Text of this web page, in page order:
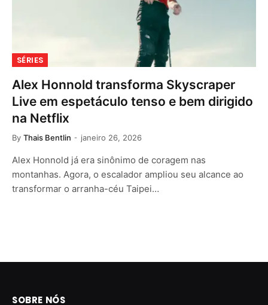
SÉRIES
Alex Honnold transforma Skyscraper
Live em espetáculo tenso e bem dirigido
na Netflix
By Thais Bentlin janeiro 26, 2026
Alex Honnold já era sinônimo de coragem nas
montanhas. Agora, o escalador ampliou seu alcance ao
transformar o arranha-céu Taipei…
SOBRE NÓS